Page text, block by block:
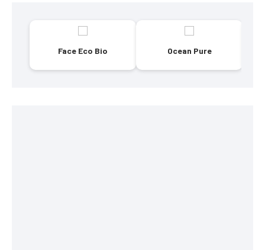
Face Eco Bio Ocean Pure